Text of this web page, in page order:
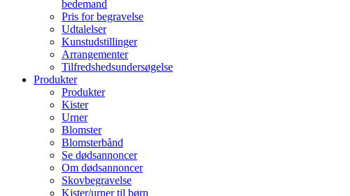
bedemand
Pris for begravelse
Udtalelser
Kunstudstillinger
Arrangementer
Tilfredshedsundersøgelse
Produkter
Produkter
Kister
Urner
Blomster
Blomsterbånd
Se dødsannoncer
Om dødsannoncer
Skovbegravelse
Kister/urner til børn